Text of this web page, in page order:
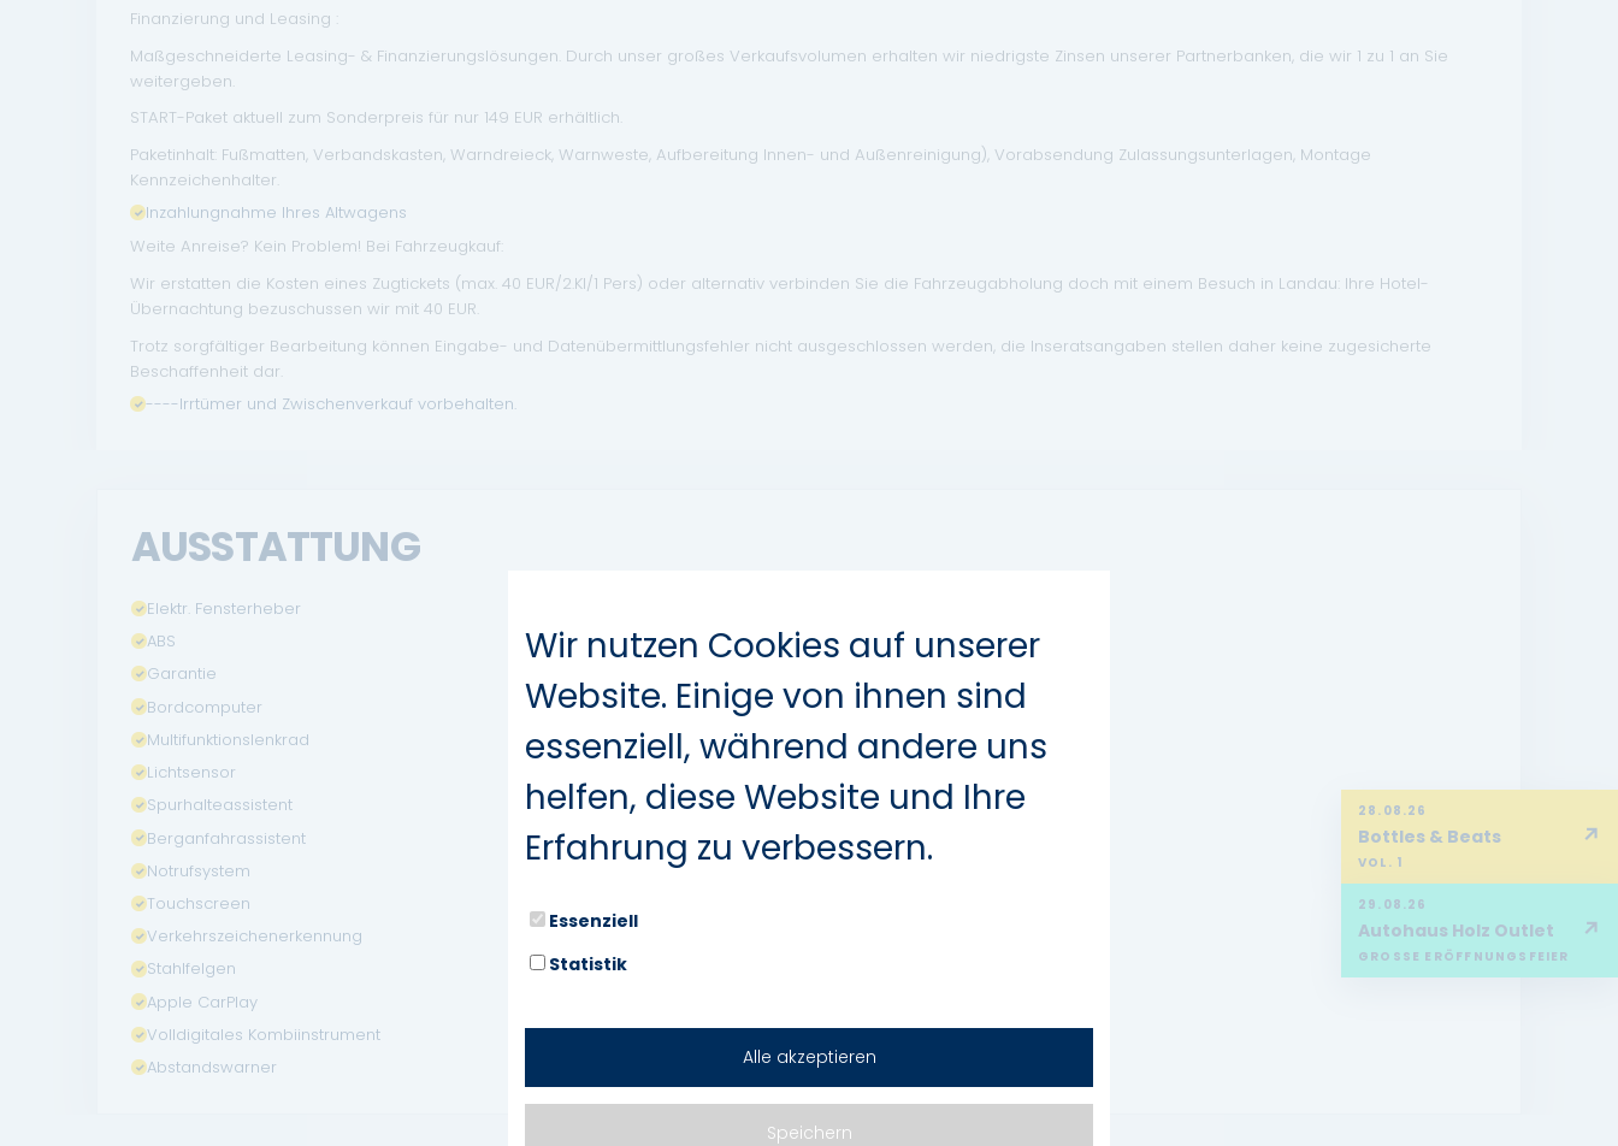
Finanzierung und Leasing :
Maßgeschneiderte Leasing- & Finanzierungslösungen. Durch unser großes Verkaufsvolumen erhalten wir niedrigste Zinsen unserer Partnerbanken, die wir 1 zu 1 an Sie
weitergeben.
START-Paket aktuell zum Sonderpreis für nur 149 EUR erhältlich.
Paketinhalt: Fußmatten, Verbandskasten, Warndreieck, Warnweste, Aufbereitung Innen- und Außenreinigung), Vorabsendung Zulassungsunterlagen, Montage
Kennzeichenhalter.
Inzahlungnahme Ihres Altwagens
Weite Anreise? Kein Problem! Bei Fahrzeugkauf:
Wir erstatten die Kosten eines Zugtickets (max. 40 EUR/2.Kl/1 Pers) oder alternativ verbinden Sie die Fahrzeugabholung doch mit einem Besuch in Landau: Ihre Hotel-
Übernachtung bezuschussen wir mit 40 EUR.
Trotz sorgfältiger Bearbeitung können Eingabe- und Datenübermittlungsfehler nicht ausgeschlossen werden, die Inseratsangaben stellen daher keine zugesicherte
Beschaffenheit dar.
----Irrtümer und Zwischenverkauf vorbehalten.
AUSSTATTUNG
Elektr. Fensterheber
ABS
ESP
Garantie
Bordcomputer
Freisprecheinrichtung
Multifunktionslenkrad
Isofix
Lichtsensor
Spurhalteassistent
Notbremsassistent
Berganfahrassistent
Müdigkeitswarner
Notrufsystem
Touchscreen
Verkehrszeichenerkennung
Stahlfelgen
Apple CarPlay
Volldigitales Kombiinstrument
Geschwindigkeitsbegrenzer
Abstandswarner
28.08.26
Bottles & Beats
VOL. 1
↗
29.08.26
Autohaus Holz Outlet
GROSSE ERÖFFNUNGSFEIER
↗
Wir nutzen Cookies auf unserer
Website. Einige von ihnen sind
essenziell, während andere uns
helfen, diese Website und Ihre
Erfahrung zu verbessern.
Essenziell
Statistik
Alle akzeptieren
Speichern